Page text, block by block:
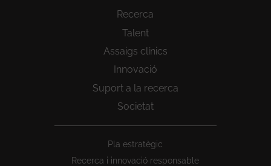
Recerca
Talent
Assaigs clínics
Innovació
Suport a la recerca
Societat
Pla estratègic
Recerca i innovació responsable